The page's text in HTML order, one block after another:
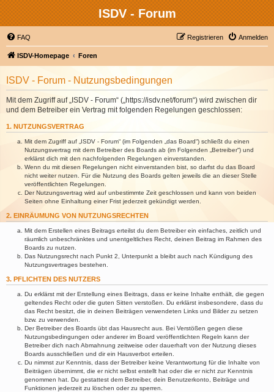
ISDV - Forum
FAQ Anmelden
Registrieren
ISDV-Homepage Foren
ISDV - Forum - Nutzungsbedingungen
Mit dem Zugriff auf „ISDV - Forum“ („https://isdv.net/forum“) wird zwischen dir
und dem Betreiber ein Vertrag mit folgenden Regelungen geschlossen:
1. NUTZUNGSVERTRAG
Mit dem Zugriff auf „ISDV - Forum“ (im Folgenden „das Board“) schließt du einen
Nutzungsvertrag mit dem Betreiber des Boards ab (im Folgenden „Betreiber“) und
erklärst dich mit den nachfolgenden Regelungen einverstanden.
Wenn du mit diesen Regelungen nicht einverstanden bist, so darfst du das Board
nicht weiter nutzen. Für die Nutzung des Boards gelten jeweils die an dieser Stelle
veröffentlichten Regelungen.
Der Nutzungsvertrag wird auf unbestimmte Zeit geschlossen und kann von beiden
Seiten ohne Einhaltung einer Frist jederzeit gekündigt werden.
2. EINRÄUMUNG VON NUTZUNGSRECHTEN
Mit dem Erstellen eines Beitrags erteilst du dem Betreiber ein einfaches, zeitlich und
räumlich unbeschränktes und unentgeltliches Recht, deinen Beitrag im Rahmen des
Boards zu nutzen.
Das Nutzungsrecht nach Punkt 2, Unterpunkt a bleibt auch nach Kündigung des
Nutzungsvertrages bestehen.
3. PFLICHTEN DES NUTZERS
Du erklärst mit der Erstellung eines Beitrags, dass er keine Inhalte enthält, die gegen
geltendes Recht oder die guten Sitten verstoßen. Du erklärst insbesondere, dass du
das Recht besitzt, die in deinen Beiträgen verwendeten Links und Bilder zu setzen
bzw. zu verwenden.
Der Betreiber des Boards übt das Hausrecht aus. Bei Verstößen gegen diese
Nutzungsbedingungen oder anderer im Board veröffentlichten Regeln kann der
Betreiber dich nach Abmahnung zeitweise oder dauerhaft von der Nutzung dieses
Boards ausschließen und dir ein Hausverbot erteilen.
Du nimmst zur Kenntnis, dass der Betreiber keine Verantwortung für die Inhalte von
Beiträgen übernimmt, die er nicht selbst erstellt hat oder die er nicht zur Kenntnis
genommen hat. Du gestattest dem Betreiber, dein Benutzerkonto, Beiträge und
Funktionen jederzeit zu löschen oder zu sperren.